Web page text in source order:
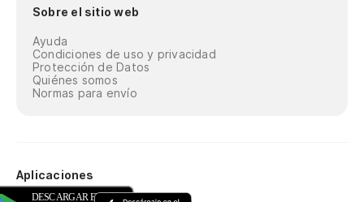
Sobre el sitio web
Ayuda
Condiciones de uso y privacidad
Protección de Datos
Quiénes somos
Normas para envío
Aplicaciones